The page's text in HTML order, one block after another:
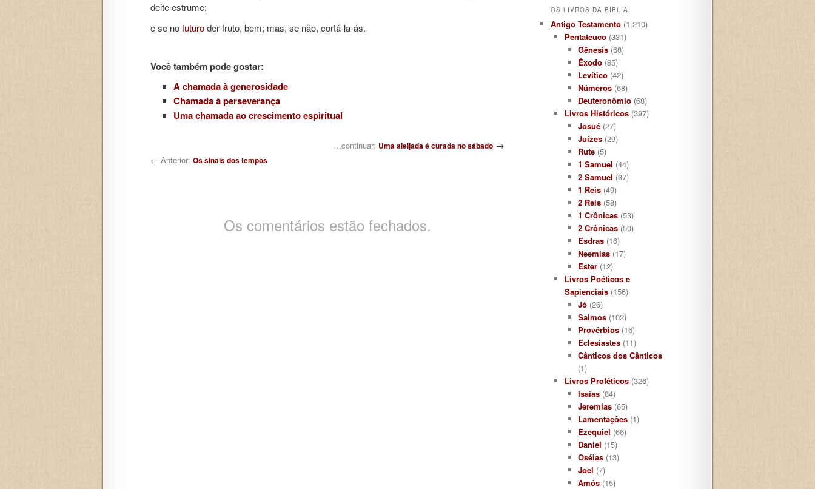
deite estrume;
e se nofuturoder fruto, bem; mas, se não, cortá-la-ás.
Você também pode gostar:
A chamada à generosidade
Chamada à perseverança
Uma chamada ao crescimento espiritual
…continuar: Uma aleijada é curada no sábado →
← Anterior: Os sinais dos tempos
Os comentários estão fechados.
OS LIVROS DA BÍBLIA
Antigo Testamento (1.210)
Pentateuco(331)
Gênesis (68)
Éxodo (85)
Levítico (42)
Números (68)
Deuteronômio (68)
Livros Históricos(397)
Josué (27)
Juízes (29)
Rute (5)
1 Samuel (44)
2 Samuel (37)
1 Reis (49)
2 Reis (58)
1 Crônicas (53)
2 Crônicas (50)
Esdras (16)
Neemias (17)
Ester (12)
Livros Poéticos e
Sapienciais(156)
Jó (26)
Salmos (102)
Provérbios (16)
Eclesiastes (11)
Cânticos dos Cânticos
(1)
Livros Proféticos(326)
Isaías (84)
Jeremias (65)
Lamentaçôes (1)
Ezequiel (66)
Daniel (15)
Oséias (13)
Joel (7)
Amós (15)